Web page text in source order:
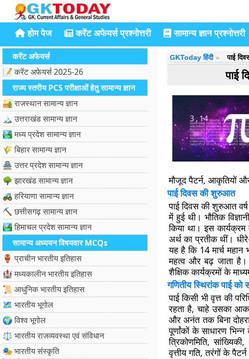
होम पेज करेंट अफेयर्स प्रश्नोत्तरी सामान्य ज्ञान प्रश्नोत्तरी
करेंट अफेयर्स
📝 करेंट अफेयर्स 2025-26
राज्य स्तरीय PCS परीक्षाओं हेतु सामान्य ज्ञान
🏜️ राजस्थान सामान्य ज्ञान
🏔️ उत्तराखंड सामान्य ज्ञान
🏞️ मध्य प्रदेश सामान्य ज्ञान
🌾 बिहार सामान्य ज्ञान
🏯 उत्तर प्रदेश सामान्य ज्ञान
🌳 झारखंड सामान्य ज्ञान
🚜 हरियाणा सामान्य ज्ञान
⛏️ छत्तीसगढ़ सामान्य ज्ञान
🏞️ हिमाचल प्रदेश सामान्य ज्ञान
सामान्य अध्ययन विषयवार MCQs
🏺 प्राचीन भारतीय इतिहास
🏰 मध्यकालीन भारतीय इतिहास
📜 आधुनिक भारतीय इतिहास
🗺️ भारतीय भूगोल
🌍 विश्व भूगोल
⚖️ भारतीय राजव्यवस्था एवं संविधान
🎭 भारतीय संस्कृति
GKToday हिंदी पाई
पाई
मौजूद पैटर्न, आकृतियों
पाई दिवस की शुरुआत
पाई दिवस की शुरुआत
में हुई थी। भौतिक
किया था। इस कार्यक्रम
अर्थ का प्रतीक थीं।
यह है कि 14 मार्च महान
महत्व और बढ़ जाता है।
शैक्षिक कार्यक्रमों के
गणितीय स्थिरांक पाई को
पाई किसी भी वृत्त की
रहता है, चाहे उसका
और अनंत तक बिना
पूर्णांकों के साधारण
त्रिकोणमिति,
वृत्तीय गति, तरंगों के